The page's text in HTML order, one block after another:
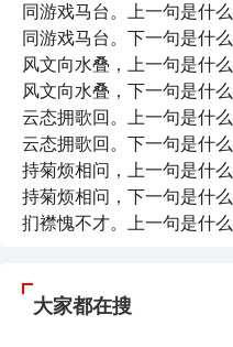
同游戏马台。上一句是什么
同游戏马台。下一句是什么
风文向水叠，上一句是什么
风文向水叠，下一句是什么
云态拥歌回。上一句是什么
云态拥歌回。下一句是什么
持菊烦相问，上一句是什么
持菊烦相问，下一句是什么
扪襟愧不才。上一句是什么
大家都在搜